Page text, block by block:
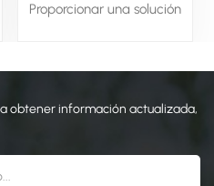
Proporcionar una solución
solares en su lugar. Con
instalación y propiedades
obtener información actualizada,